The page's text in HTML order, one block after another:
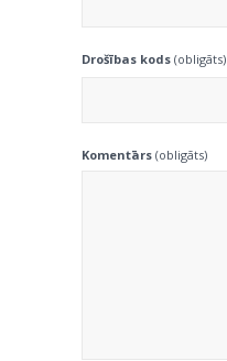
Drošības kods (obligāts)
Komentārs (obligāts)